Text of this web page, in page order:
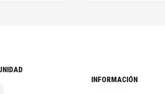
INFORMACIÓN